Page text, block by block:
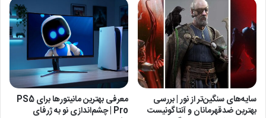
سایه‌های سنگین‌تر از نور | بررسی
بهترین ضدقهرمانان و آنتاگونیست
معرفی بهترین مانیتورها برای ‎PS5
Pro‎ | چشم‌اندازی نو به ژرفای